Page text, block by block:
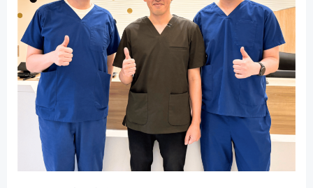
ドクターによる
メール事前相談・お問い合わせ
[初診予約受付時間] 10:00〜17:00